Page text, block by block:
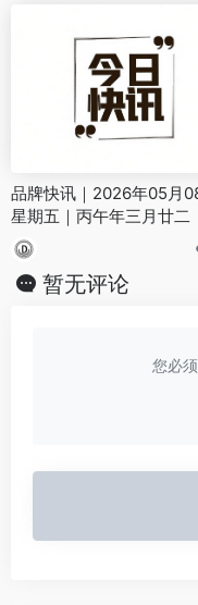
品牌快讯｜2026年05月
星期五｜丙午年三月廿二
暂无评论
您必